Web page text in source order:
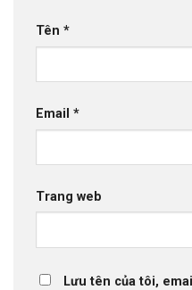
Tên *
Email *
Trang web
Lưu tên của tôi,